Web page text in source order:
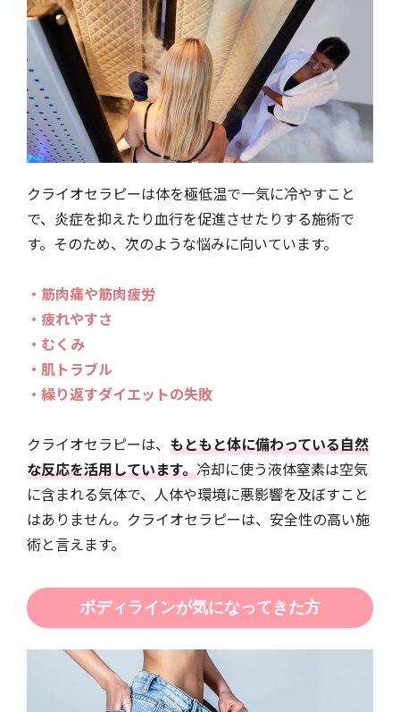
クライオセラピーは体を極低温で一気に冷やすこと
で、炎症を抑えたり血行を促進させたりする施術で
す。そのため、次のような悩みに向いています。
・筋肉痛や筋肉疲労
・疲れやすさ
・むくみ
・肌トラブル
・繰り返すダイエットの失敗
クライオセラピーは、 もともと体に備わっている自然
な反応を活用しています。冷却に使う液体窒素は空気
に含まれる気体で、人体や環境に悪影響を及ぼすこと
はありません。クライオセラピーは、安全性の高い施
術と言えます。
ボディラインが気になってきた方